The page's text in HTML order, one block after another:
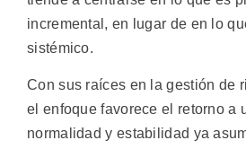
incremental, en lugar de en lo
sistémico.
Con sus raíces en la gestión de
el enfoque favorece el retorno a
normalidad y estabilidad ya